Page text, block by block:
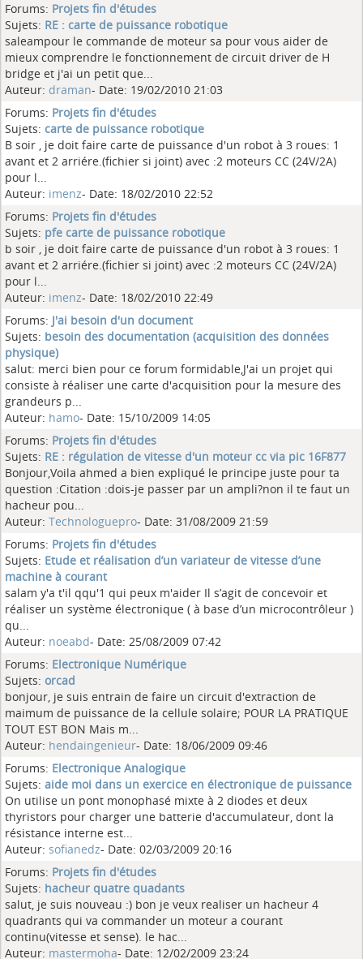
Forums: Projets fin d'études
Sujets: RE : carte de puissance robotique
saleampour le commande de moteur sa pour vous aider de
mieux comprendre le fonctionnement de circuit driver de H
bridge et j'ai un petit que...
Auteur: draman- Date: 19/02/2010 21:03
Forums: Projets fin d'études
Sujets: carte de puissance robotique
B soir , je doit faire carte de puissance d'un robot à 3 roues: 1
avant et 2 arriére.(fichier si joint) avec :2 moteurs CC (24V/2A)
pour l...
Auteur: imenz- Date: 18/02/2010 22:52
Forums: Projets fin d'études
Sujets: pfe carte de puissance robotique
b soir , je doit faire carte de puissance d'un robot à 3 roues: 1
avant et 2 arriére.(fichier si joint) avec :2 moteurs CC (24V/2A)
pour l...
Auteur: imenz- Date: 18/02/2010 22:49
Forums: J'ai besoin d'un document
Sujets: besoin des documentation (acquisition des données
physique)
salut: merci bien pour ce forum formidable,J'ai un projet qui
consiste à réaliser une carte d'acquisition pour la mesure des
grandeurs p...
Auteur: hamo- Date: 15/10/2009 14:05
Forums: Projets fin d'études
Sujets: RE : régulation de vitesse d'un moteur cc via pic 16F877
Bonjour,Voila ahmed a bien expliqué le principe juste pour ta
question :Citation :dois-je passer par un ampli?non il te faut un
hacheur pou...
Auteur: Technologuepro- Date: 31/08/2009 21:59
Forums: Projets fin d'études
Sujets: Etude et réalisation d’un variateur de vitesse d’une
machine à courant
salam y'a t'il qqu'1 qui peux m'aider Il s’agit de concevoir et
réaliser un système électronique ( à base d’un microcontrôleur )
qu...
Auteur: noeabd- Date: 25/08/2009 07:42
Forums: Electronique Numérique
Sujets: orcad
bonjour, je suis entrain de faire un circuit d'extraction de
maimum de puissance de la cellule solaire; POUR LA PRATIQUE
TOUT EST BON Mais m...
Auteur: hendaingenieur- Date: 18/06/2009 09:46
Forums: Electronique Analogique
Sujets: aide moi dans un exercice en électronique de puissance
On utilise un pont monophasé mixte à 2 diodes et deux
thyristors pour charger une batterie d'accumulateur, dont la
résistance interne est...
Auteur: sofianedz- Date: 02/03/2009 20:16
Forums: Projets fin d'études
Sujets: hacheur quatre quadants
salut, je suis nouveau :) bon je veux realiser un hacheur 4
quadrants qui va commander un moteur a courant
continu(vitesse et sense). le hac...
Auteur: mastermoha- Date: 12/02/2009 23:24